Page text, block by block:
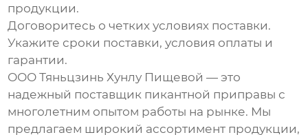
продукции.
Договоритесь о четких условиях поставки.
Укажите сроки поставки, условия оплаты и
гарантии.
ООО Тяньцзинь Хунлу Пищевой — это
надежный поставщик пикантной приправы с
многолетним опытом работы на рынке. Мы
предлагаем широкий ассортимент продукции,